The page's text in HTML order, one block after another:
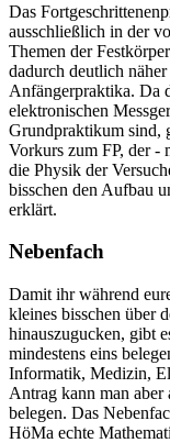
Das
ausschließlich in der
Themen der
dadurch deutlich
Anfängerpraktika. Da
elektronischen
Grundpraktikum sind,
Vorkurs zum FP, der -
die Physik der
bisschen den Aufbau
erklärt.
Nebenfach
Damit ihr während
kleines bisschen über
hinauszugucken, gibt
mindestens eins
Informatik, Medizin,
Antrag kann man aber
belegen. Das
HöMa echte